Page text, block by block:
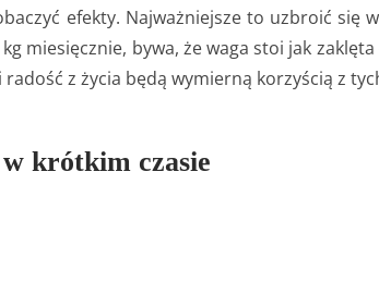
efekty. Najważniejsze to uzbroić się
miesięcznie, bywa, że waga stoi jak
z życia będą wymierną korzyścią z
krótkim czasie